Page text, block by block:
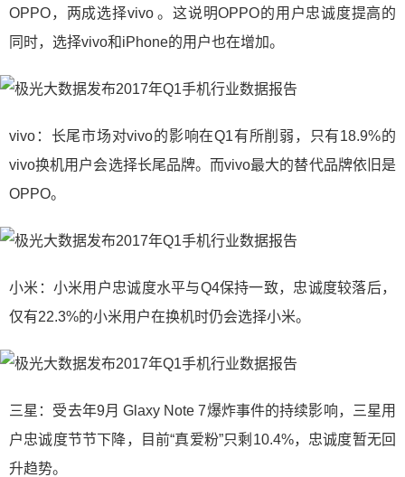
OPPO，两成选择vivo 。这说明OPPO的用户忠诚度提高的
同时，选择vivo和iPhone的用户也在增加。
vivo：长尾市场对vivo的影响在Q1有所削弱，只有18.9%的
vivo换机用户会选择长尾品牌。而vivo最大的替代品牌依旧是
OPPO。
小米：小米用户忠诚度水平与Q4保持一致，忠诚度较落后，
仅有22.3%的小米用户在换机时仍会选择小米。
三星：受去年9月 Glaxy Note 7爆炸事件的持续影响，三星用
户忠诚度节节下降，目前“真爱粉”只剩10.4%，忠诚度暂无回
升趋势。